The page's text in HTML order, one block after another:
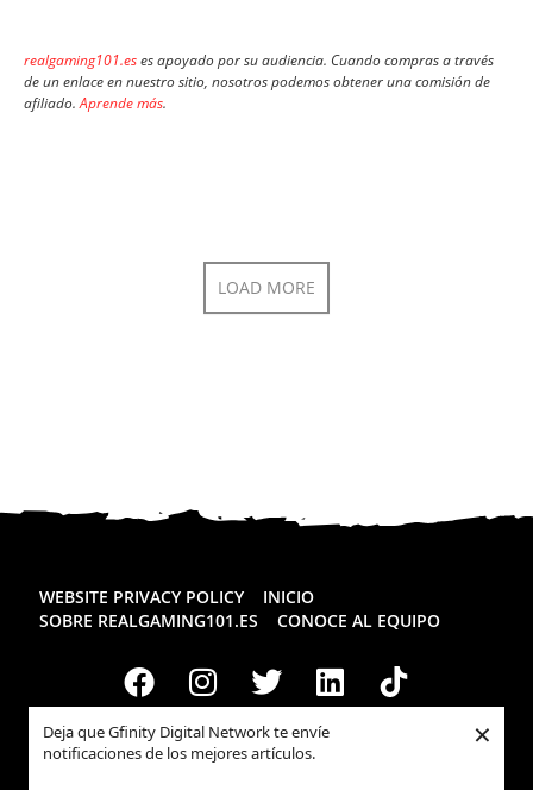
Deja que Gfinity Digital Network te envíe
notificaciones de los mejores artículos.
×
realgaming101.eses apoyado por su audiencia. Cuando compras a través
de un enlace en nuestro sitio, nosotros podemos obtener una comisión de
afiliado.Aprende más.
LOAD MORE
WEBSITE PRIVACY POLICY
INICIO
SOBRE REALGAMING101.ES
CONOCE AL EQUIPO
Todos los derechos reservadosRealgaming.es